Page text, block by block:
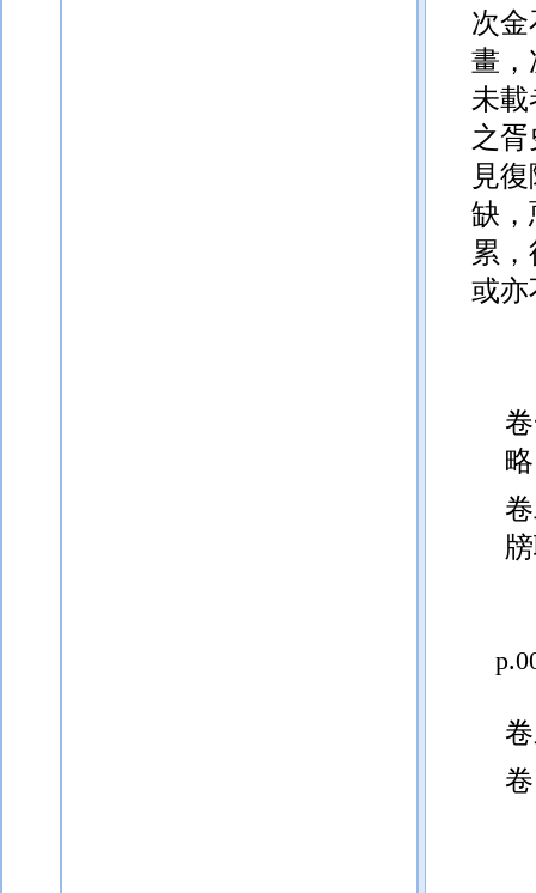
次金
畫，
未
之
見
缺，
累
或亦